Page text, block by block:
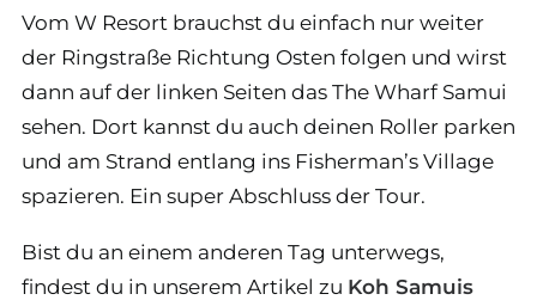
Vom W Resort brauchst du einfach nur weiter
der Ringstraße Richtung Osten folgen und wirst
dann auf der linken Seiten das The Wharf Samui
sehen. Dort kannst du auch deinen Roller parken
und am Strand entlang ins Fisherman’s Village
spazieren. Ein super Abschluss der Tour.
Bist du an einem anderen Tag unterwegs,
findest du in unserem Artikel zu Koh Samuis